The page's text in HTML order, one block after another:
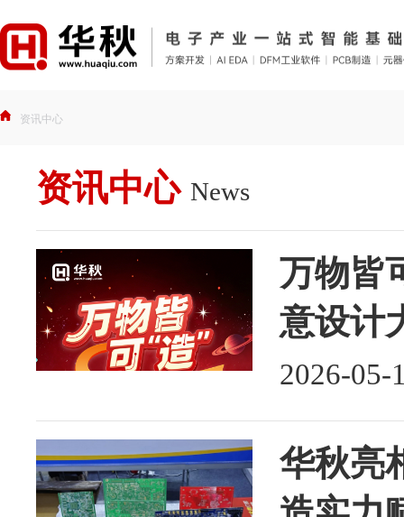
资讯中心
资讯中心 News
万物皆
意设计
2026-05-
华秋亮